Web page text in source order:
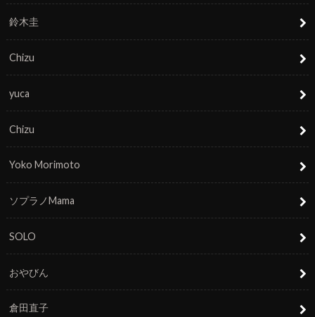
鈴木圭
Chizu
yuca
Chizu
Yoko Morimoto
ソプラノMama
SOLO
おやびん
倉田直子